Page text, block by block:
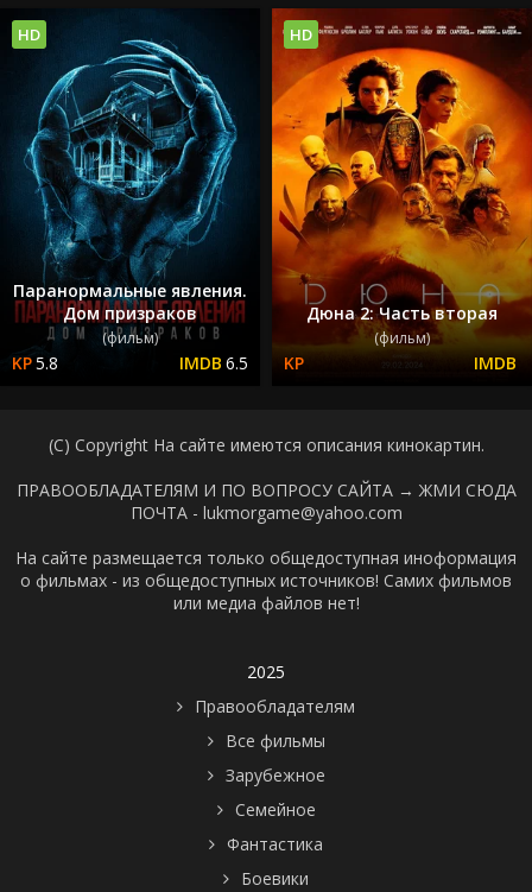
Паранормальные явления.
Дом призраков
(фильм)
5.8 6.5
HD
Дюна 2: Часть вторая
(фильм)
HD
(C) Copyright На сайте имеются описания кинокартин.
ПРАВООБЛАДАТЕЛЯМ И ПО ВОПРОСУ САЙТА → ЖМИ СЮДА
ПОЧТА - lukmorgame@yahoo.com
На сайте размещается только общедоступная иноформация
о фильмах - из общедоступных источников! Самих фильмов
или медиа файлов нет!
2025
Правообладателям
Все фильмы
Зарубежное
Семейное
Фантастика
Боевики